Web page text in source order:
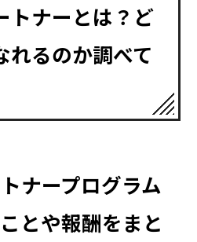
ナーとは？ど
れるのか調べて
ナープログラム
とや報酬をまと